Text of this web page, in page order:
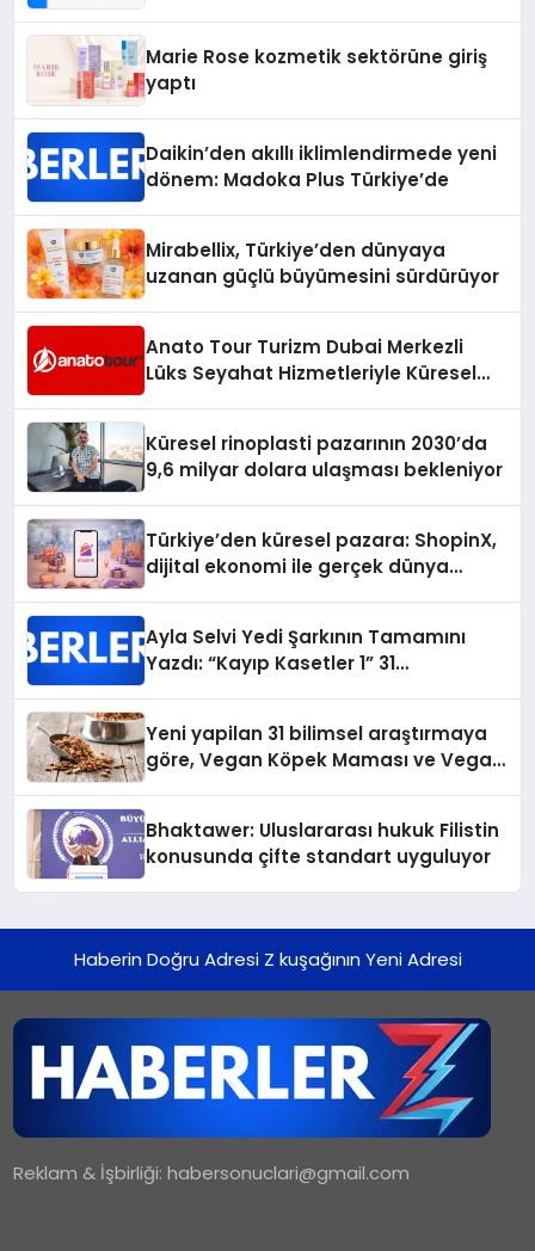
Marie Rose kozmetik sektörüne giriş
yaptı
Daikin’den akıllı iklimlendirmede yeni
dönem: Madoka Plus Türkiye’de
Mirabellix, Türkiye’den dünyaya
uzanan güçlü büyümesini sürdürüyor
Anato Tour Turizm Dubai Merkezli
Lüks Seyahat Hizmetleriyle Küresel
Küresel rinoplasti pazarının 2030’da
9,6 milyar dolara ulaşması bekleniyor
Türkiye’den küresel pazara: ShopinX,
dijital ekonomi ile gerçek dünya
Ayla Selvi Yedi Şarkının Tamamını
Yazdı: “Kayıp Kasetler 1” 31
Yeni yapilan 31 bilimsel araştırmaya
göre, Vegan Köpek Maması ve Vegan
Bhaktawer: Uluslararası hukuk Filistin
konusunda çifte standart uyguluyor
Haberin Doğru Adresi Z kuşağının Yeni Adresi
Reklam & İşbirliği:habersonuclari@gmail.com